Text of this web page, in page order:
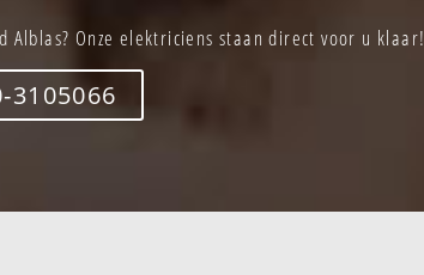
Onze elektriciens staan direct voor u klaar!
3105066